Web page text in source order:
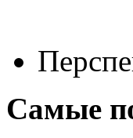
Самые